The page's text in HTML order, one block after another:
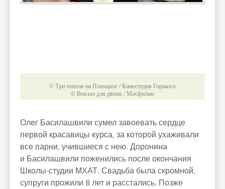
© Три тополя на Плющихе / Киностудия Горького
© Вокзал для двоих / Мосфильм
Олег Басилашвили сумел завоевать сердце
первой красавицы курса, за которой ухаживали
все парни, учившиеся с нею. Доронина
и Басилашвили поженились после окончания
Школы-студии МХАТ. Свадьба была скромной,
супруги прожили 8 лет и расстались. Позже